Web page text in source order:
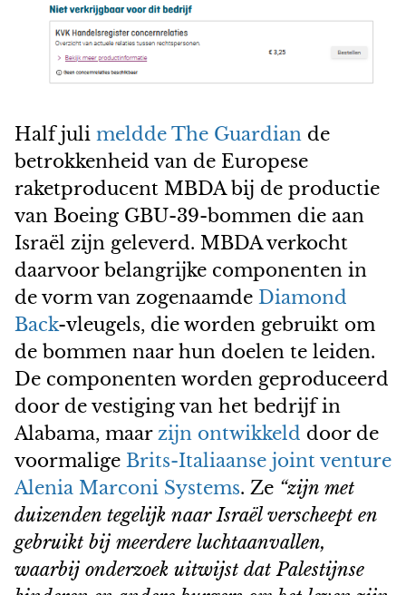
Half juli meldde The Guardian de
betrokkenheid van de Europese
raketproducent MBDA bij de productie
van Boeing GBU-39-bommen die aan
Israël zijn geleverd. MBDA verkocht
daarvoor belangrijke componenten in
de vorm van zogenaamde Diamond
Back-vleugels, die worden gebruikt om
de bommen naar hun doelen te leiden.
De componenten worden geproduceerd
door de vestiging van het bedrijf in
Alabama, maar zijn ontwikkeld door de
voormalige Brits-Italiaanse joint venture
Alenia Marconi Systems. Ze “zijn met
duizenden tegelijk naar Israël verscheept en
gebruikt bij meerdere luchtaanvallen,
waarbij onderzoek uitwijst dat Palestijnse